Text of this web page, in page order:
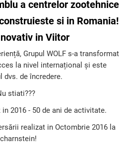
a centrelor zootehnice
si in Romania!
in Viitor
Grupul WOLF s-a transformat
la nivel internațional și este
dvs. de încredere.
stiati???
2016 - 50 de ani de activitate.
realizat in Octombrie 2016 la